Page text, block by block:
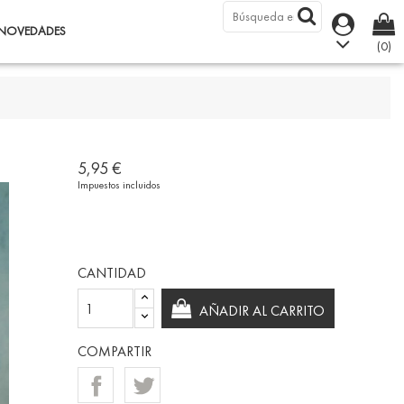
(0)
5,95 €
Impuestos incluidos
CANTIDAD
AÑADIR AL CARRITO
COMPARTIR